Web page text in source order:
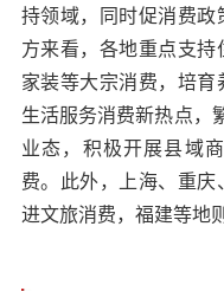
持领域，同时促消费
方来看，各地重点支
家装等大宗消费，培
生活服务消费新热点，
业态，积极开展县域
费。此外，上海、重
进文旅消费，福建等地